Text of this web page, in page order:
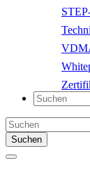
Suchen